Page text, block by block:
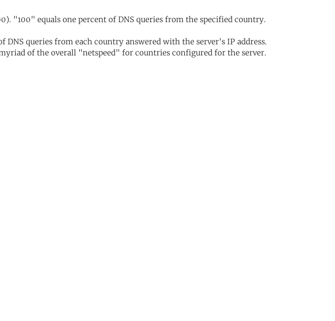
"100" equals one percent of DNS queries from the specified country.
DNS queries from each country answered with the server's IP address.
of the overall "netspeed" for countries configured for the server.